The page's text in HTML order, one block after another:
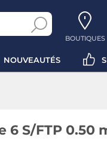
BOUTIQUES
NOUVEAUTÉS
6 S/FTP 0.50